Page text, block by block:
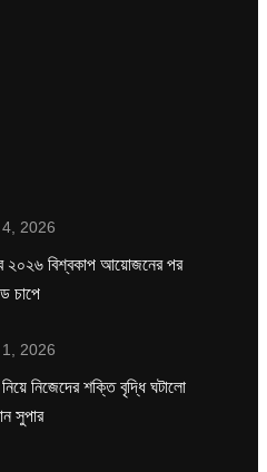
2026
২০২৬ বিশ্বকাপ আয়োজনের পর
চাপে
2026
নিজেদের শক্তি বৃদ্ধি ঘটালো
সুপার